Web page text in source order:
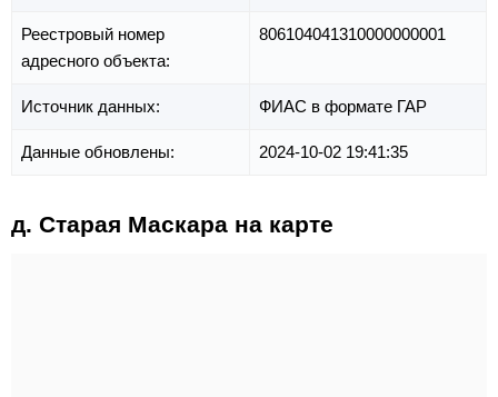
Реестровый номер
адресного объекта:
806104041310000000001
Источник данных: ФИАС в формате ГАР
Данные обновлены: 2024-10-02 19:41:35
д. Старая Маскара на карте